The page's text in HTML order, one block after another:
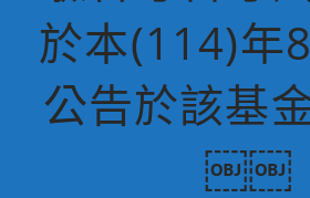
於本(114)年
公告於該基
￼￼